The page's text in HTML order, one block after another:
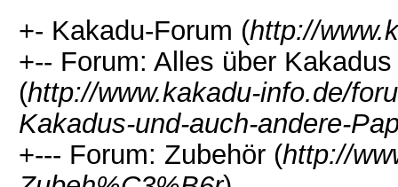
+- Kakadu-Forum (http://
+-- Forum: Alles über
(http://www.kakadu-info.de/
Kakadus-und-auch-andere-
+--- Forum: Zubehör (http://